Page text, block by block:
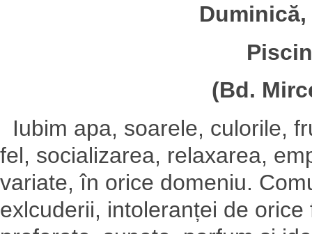
(Bd.
Iubim apa, soarele, culorile,
fel, socializarea, relaxarea,
variate, în orice domeniu.
exlcuderii, intoleranței de